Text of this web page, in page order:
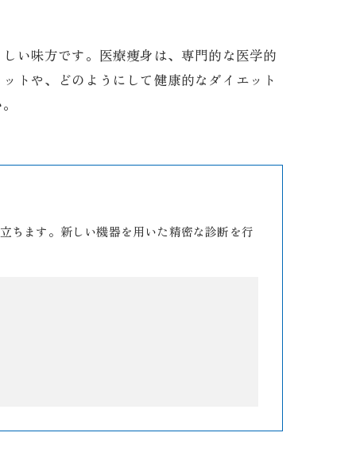
い味方です。医療痩身は、専門的な医学的
トや、どのようにして健康的なダイエット
ちます。新しい機器を用いた精密な診断を行